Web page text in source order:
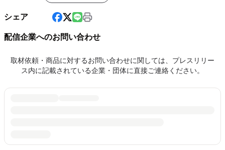
シェア
配信企業へのお問い合わせ
取材依頼・商品に対するお問い合わせに関しては、プレスリリー
ス内に記載されている企業・団体に直接ご連絡ください。